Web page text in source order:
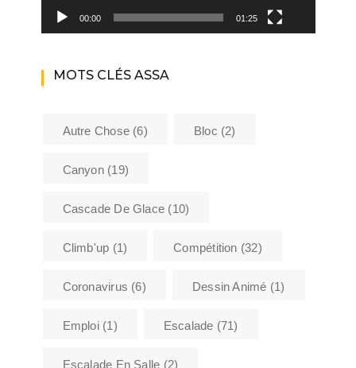
00:00 01:25
MOTS CLÉS ASSA
Autre Chose(6) Bloc (2)
Canyon(19)
Cascade De Glace (10)
Climb'up (1) Compétition (32)
Coronavirus (6) Dessin Animé (1)
Emploi(1) Escalade (71)
Escalade En Salle (2)